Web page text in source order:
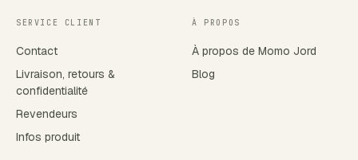
SERVICE CLIENT
Contact
Livraison, retours &
confidentialité
Revendeurs
Infos produit
À PROPOS
À propos de Momo Jord
Blog